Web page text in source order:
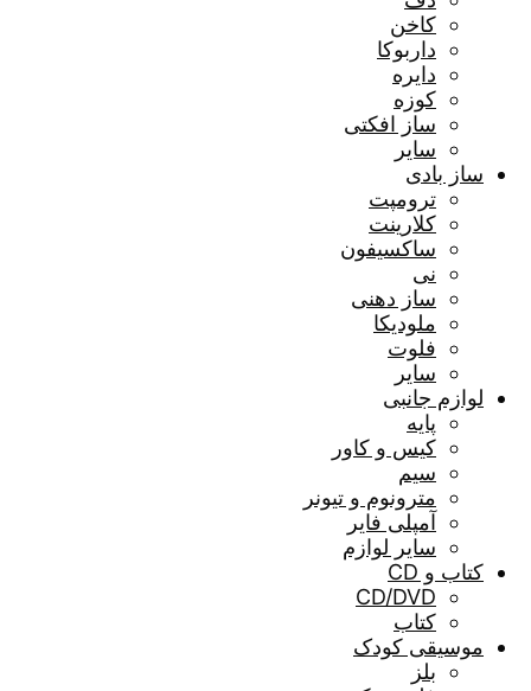
کاخن
داربوکا
دایره
کوزه
ساز افکتی
سایر
ساز بادی
ترومپت
کلارینت
ساکسیفون
نی
ساز دهنی
ملودیکا
فلوت
سایر
لوازم جانبی
پایه
کیس و کاور
سیم
مترونوم و تیونر
آمپلی فایر
سایر لوازم
کتاب و CD
CD/DVD
کتاب
موسیقی کودک
بلز